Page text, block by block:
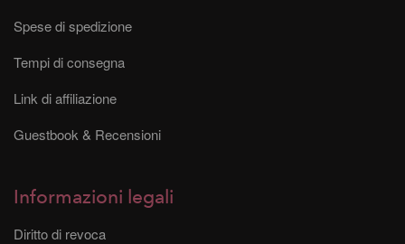
Spese di spedizione
Tempi di consegna
Link di affiliazione
Guestbook & Recensioni
Informazioni legali
Diritto di revoca